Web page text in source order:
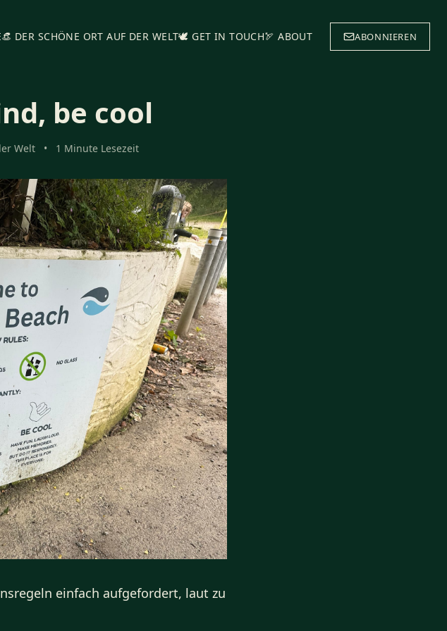
👒 DER SCHÖNE ORT AUF DER WELT🕊️ GET IN TOUCH🏹 ABOUT ABONNIEREN
be cool
Welt • 1 Minute Lesezeit
einfach aufgefordert, laut zu